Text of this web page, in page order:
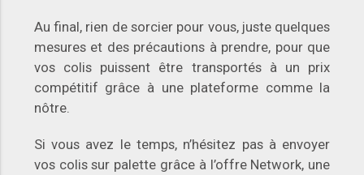
Au final, rien de sorcier pour vous, juste quelques
mesures et des précautions à prendre, pour que
vos colis puissent être transportés à un prix
compétitif grâce à une plateforme comme la
nôtre.
Si vous avez le temps, n’hésitez pas à envoyer
vos colis sur palette grâce à l’offre Network, une